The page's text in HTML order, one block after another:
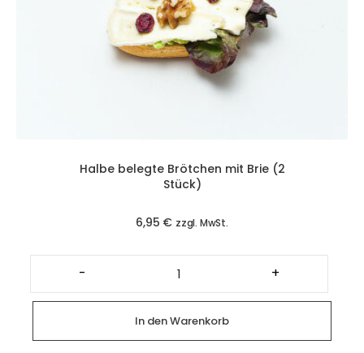
Halbe belegte Brötchen mit Brie (2
Stück)
6,95 € zzgl. MwSt.
-
Halbe
belegte
Brötchen
mit
Brie
(2
Stück)
Menge
+
In den Warenkorb